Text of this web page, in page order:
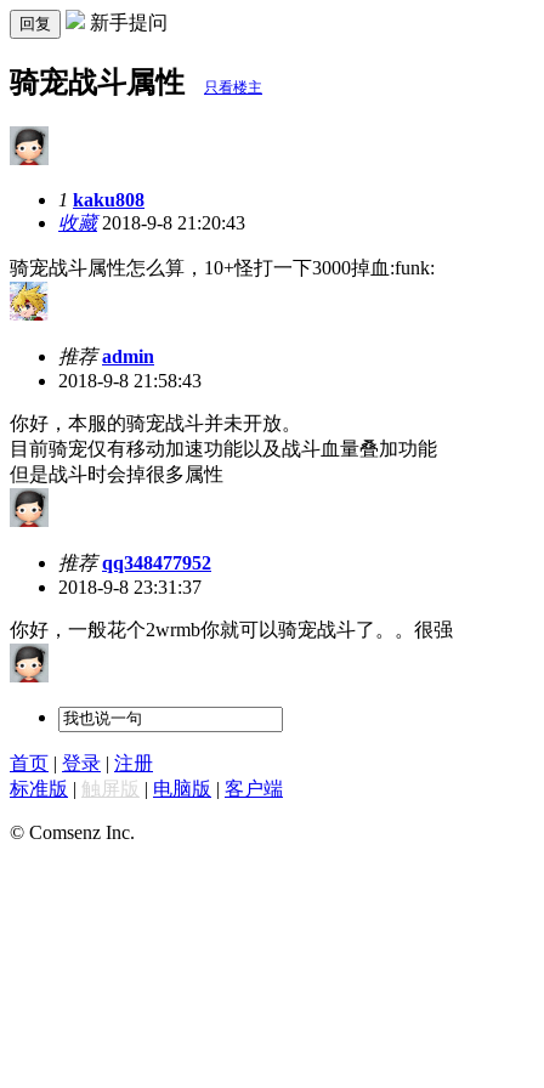
回复 新手提问
骑宠战斗属性 只看楼主
1 kaku808
收藏2018-9-8 21:20:43
骑宠战斗属性怎么算，10+怪打一下3000掉血:funk:
推荐admin
2018-9-8 21:58:43
你好，本服的骑宠战斗并未开放。
目前骑宠仅有移动加速功能以及战斗血量叠加功能
但是战斗时会掉很多属性
推荐qq348477952
2018-9-8 23:31:37
你好，一般花个2wrmb你就可以骑宠战斗了。。很强
首页 | 登录 | 注册
标准版 | 触屏版 | 电脑版 | 客户端
© Comsenz Inc.